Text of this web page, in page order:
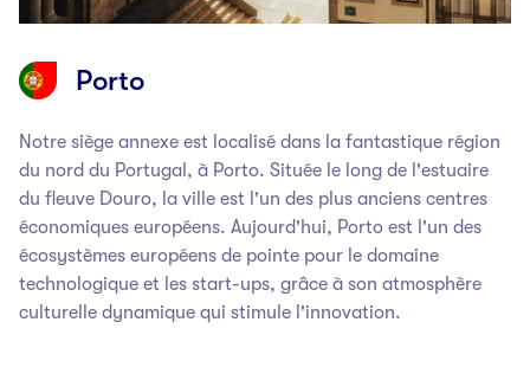
Porto
Notre siège annexe est localisé dans la fantastique région
du nord du Portugal, à Porto. Située le long de l'estuaire
du fleuve Douro, la ville est l'un des plus anciens centres
économiques européens. Aujourd'hui, Porto est l'un des
écosystèmes européens de pointe pour le domaine
technologique et les start-ups, grâce à son atmosphère
culturelle dynamique qui stimule l'innovation.